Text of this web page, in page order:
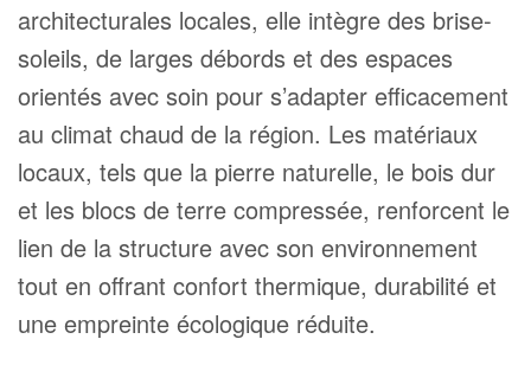
architecturales locales, elle intègre des brise-
soleils, de larges débords et des espaces
orientés avec soin pour s’adapter efficacement
au climat chaud de la région. Les matériaux
locaux, tels que la pierre naturelle, le bois dur
et les blocs de terre compressée, renforcent le
lien de la structure avec son environnement
tout en offrant confort thermique, durabilité et
une empreinte écologique réduite.